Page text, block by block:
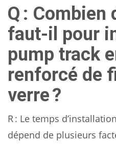
Q : Combien
faut-il pour
pump track
renforcé de
verre ?
R : Le temps
dépend de plusieurs